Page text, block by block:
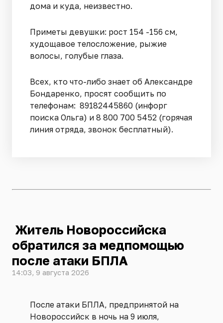
дома и куда, неизвестно.
Приметы девушки: рост 154 -156 см,
худощавое телосложение, рыжие
волосы, голубые глаза.
Всех, кто что-либо знает об Александре
Бондаренко, просят сообщить по
телефонам: 89182445860 (инфорг
поиска Ольга) и 8 800 700 5452 (горячая
линия отряда, звонок бесплатный).
Житель Новороссийска
обратился за медпомощью
после атаки БПЛА
14:03, 9 августа 2026
После атаки БПЛА, предпринятой на
Новороссийск в ночь на 9 июля,